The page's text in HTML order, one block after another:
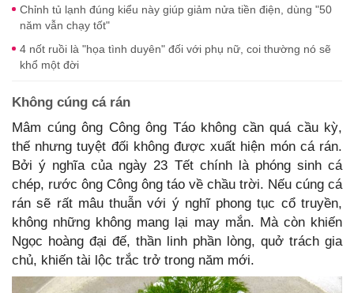
Chỉnh tủ lạnh đúng kiểu này giúp giảm nửa tiền điện, dùng "50
năm vẫn chạy tốt"
4 nốt ruồi là "họa tình duyên" đối với phụ nữ, coi thường nó sẽ
khổ một đời
Không cúng cá rán
Mâm cúng ông Công ông Táo không cần quá cầu kỳ,
thế nhưng tuyệt đối không được xuất hiện món cá rán.
Bởi ý nghĩa của ngày 23 Tết chính là phóng sinh cá
chép, rước ông Công ông táo về chầu trời. Nếu cúng cá
rán sẽ rất mâu thuẫn với ý nghĩ phong tục cổ truyền,
không những không mang lại may mắn. Mà còn khiến
Ngọc hoàng đại đế, thần linh phần lòng, quở trách gia
chủ, khiến tài lộc trắc trở trong năm mới.